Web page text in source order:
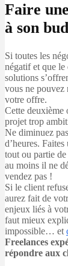
Faire
à son
Si toutes les
négatif et que le
solutions
vous ne pouvez
votre offre.
Cette deuxième
projet trop
Ne diminuez
d’heures.
tout ou partie
au moins il ne
vendez pas !
Si le client
aurez fait de
enjeux liés à
faut mieux
impossible… et
Freelances
répondre aux